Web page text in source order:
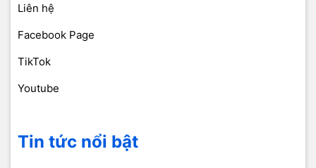
Liên hệ
Facebook Page
TikTok
Youtube
Tin tức nổi bật